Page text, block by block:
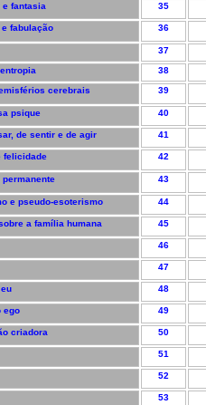
fantasia 35
fabulação 36
37
38
cerebrais
39
psique 40
de sentir e de agir 41
felicidade 42
43
e pseudo-esoterismo 44
a família humana 45
46
47
48
ego 49
criadora 50
51
52
53